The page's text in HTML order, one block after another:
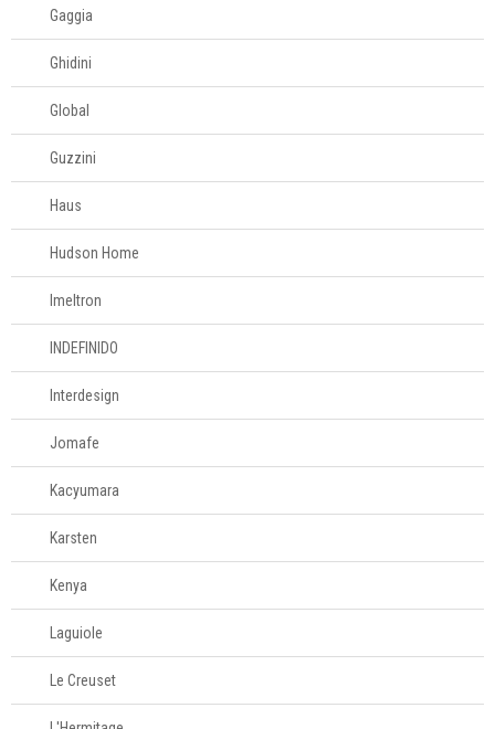
Login
Criar conta
Pesquisar Lista
Conosco
61
996581061
Televendas
61
996588122
Gaggia
Ghidini
Global
Guzzini
Haus
Hudson Home
Imeltron
INDEFINIDO
Interdesign
Jomafe
Kacyumara
Karsten
Kenya
Laguiole
Le Creuset